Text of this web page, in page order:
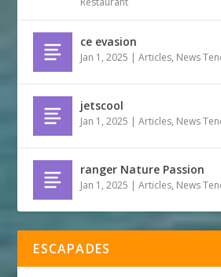
ce evasion
Jan 1, 2025 |Articles, News
jetscool
Jan 1, 2025 |Articles, News
ranger Nature Passion
Jan 1, 2025 |Articles, News
ESCAPADES